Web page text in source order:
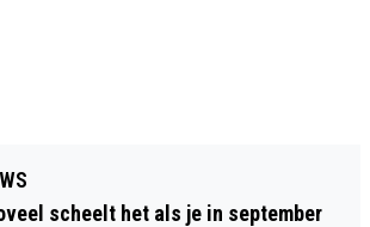
scheelt het als je in september